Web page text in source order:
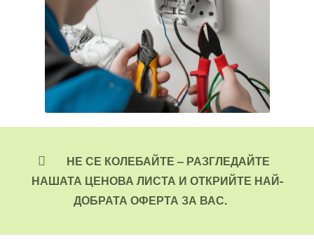
НЕ СЕ КОЛЕБАЙТЕ – РАЗГЛЕДАЙТЕ
НАШАТА ЦЕНОВА ЛИСТА И ОТКРИЙТЕ НАЙ-
ДОБРАТА ОФЕРТА ЗА ВАС.